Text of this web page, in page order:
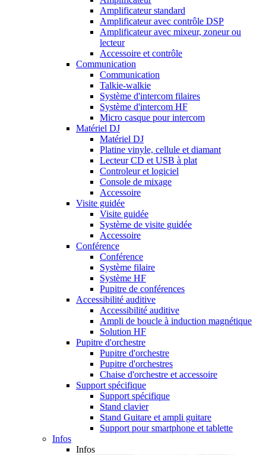
Amplificateur standard
Amplificateur avec contrôle DSP
Amplificateur avec mixeur, zoneur ou
lecteur
Accessoire et contrôle
Communication
Communication
Talkie-walkie
Système d'intercom filaires
Système d'intercom HF
Micro casque pour intercom
Matériel DJ
Matériel DJ
Platine vinyle, cellule et diamant
Lecteur CD et USB à plat
Controleur et logiciel
Console de mixage
Accessoire
Visite guidée
Visite guidée
Système de visite guidée
Accessoire
Conférence
Conférence
Système filaire
Système HF
Pupitre de conférences
Accessibilité auditive
Accessibilité auditive
Ampli de boucle à induction magnétique
Solution HF
Pupitre d'orchestre
Pupitre d'orchestre
Pupitre d'orchestres
Chaise d'orchestre et accessoire
Support spécifique
Support spécifique
Stand clavier
Stand Guitare et ampli guitare
Support pour smartphone et tablette
Infos
Infos